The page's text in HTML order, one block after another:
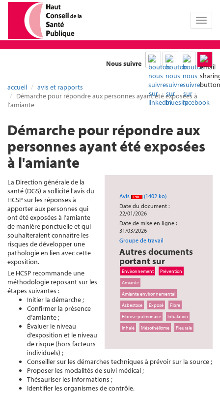
Toggle
Nous suivre
accueil
avis et rapports
Démarche pour répondre aux personnes ayant été exposées à
l'amiante
Démarche pour répondre aux
personnes ayant été exposées
à l'amiante
Avis
(1402 ko)
Date du document :
22/01/2026
Date de mise en ligne :
31/03/2026
Groupe de travail
Autres documents
portant sur
Environnement
Prévention
Amiante
Amiante environnemental
Asbestose
Exposé
Fibre
Fibrose pulmonaire
Inhalation
Inhalé
Mésothéliome Pleurale
La Direction générale de la
santé (DGS) a sollicité l’avis du
HCSP sur les réponses à
apporter aux personnes qui
ont été exposées à l’amiante
de manière ponctuelle et qui
souhaiteraient connaître les
risques de développer une
pathologie en lien avec cette
exposition.
Le HCSP recommande une
méthodologie reposant sur les
étapes suivantes :
Initier la démarche ;
Confirmer la présence
d’amiante ;
Évaluer le niveau
d’exposition et le niveau
de risque (hors facteurs
individuels) ;
Conseiller sur les démarches techniques à prévoir sur la source ;
Proposer les modalités de suivi médical ;
Thésauriser les informations ;
Identifier les organismes de contrôle.